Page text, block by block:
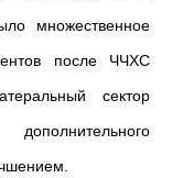
множественное
после ЧЧХС
сектор